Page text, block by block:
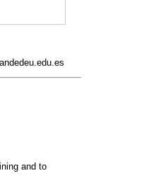
and to